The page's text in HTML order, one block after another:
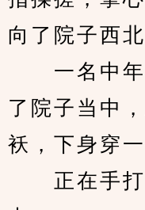
向了院子西北
一名中年
了院子当中
袄，下身穿
正在手打